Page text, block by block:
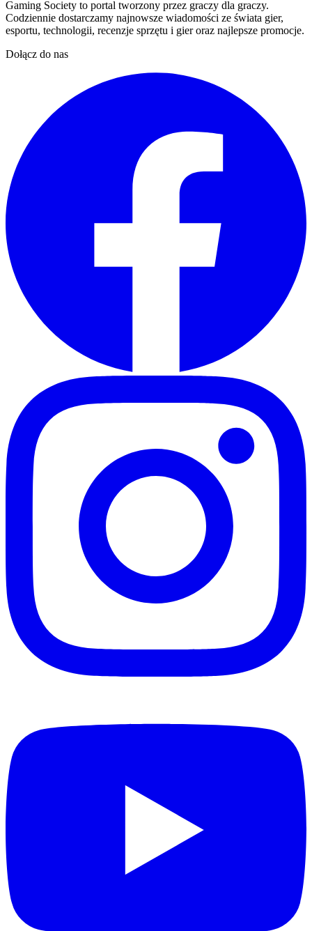
Gaming Society to portal tworzony przez graczy dla graczy.
Codziennie dostarczamy najnowsze wiadomości ze świata gier,
esportu, technologii, recenzje sprzętu i gier oraz najlepsze promocje.
Dołącz do nas